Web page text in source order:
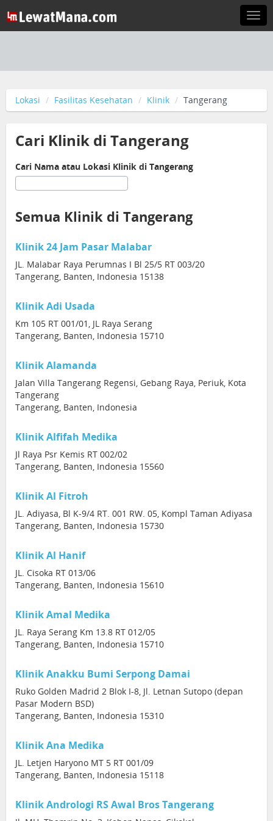
Lokasi Fasilitas Kesehatan Klinik Tangerang
Cari Klinik di Tangerang
Cari Nama atau Lokasi Klinik di Tangerang
Semua Klinik di Tangerang
Klinik 24 Jam Pasar Malabar
JL. Malabar Raya Perumnas I Bl 25/5 RT 003/20
Tangerang, Banten, Indonesia 15138
Klinik Adi Usada
Km 105 RT 001/01, JL Raya Serang
Tangerang, Banten, Indonesia 15710
Klinik Alamanda
Jalan Villa Tangerang Regensi, Gebang Raya, Periuk, Kota
Tangerang
Tangerang, Banten, Indonesia
Klinik Alfifah Medika
Jl Raya Psr Kemis RT 002/02
Tangerang, Banten, Indonesia 15560
Klinik Al Fitroh
JL. Adiyasa, Bl K-9/4 RT. 001 RW. 05, Kompl Taman Adiyasa
Tangerang, Banten, Indonesia 15730
Klinik Al Hanif
JL. Cisoka RT 013/06
Tangerang, Banten, Indonesia 15610
Klinik Amal Medika
JL. Raya Serang Km 13.8 RT 012/05
Tangerang, Banten, Indonesia 15710
Klinik Anakku Bumi Serpong Damai
Ruko Golden Madrid 2 Blok I-8, Jl. Letnan Sutopo (depan
Pasar Modern BSD)
Tangerang, Banten, Indonesia 15310
Klinik Ana Medika
JL. Letjen Haryono MT 5 RT 001/09
Tangerang, Banten, Indonesia 15118
Klinik Andrologi RS Awal Bros Tangerang